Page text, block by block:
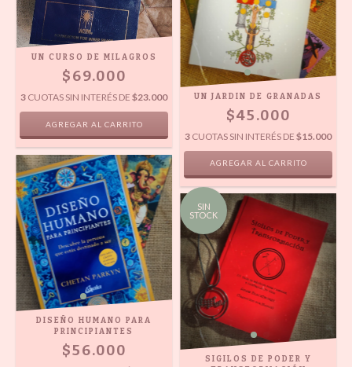
UN CURSO DE MILAGROS
$69.000
3 CUOTAS SIN INTERÉS DE $23.000 UN JARDIN DE GRANADAS
$45.000
3 CUOTAS SIN INTERÉS DE $15.000
DISEÑO HUMANO PARA
PRINCIPIANTES
$56.000
SIN
STOCK
SIGILOS DE PODER Y